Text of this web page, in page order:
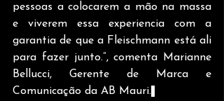
pessoas a colocarem a mão na massa
e viverem essa experiencia com a
garantia de que a Fleischmann está ali
para fazer junto.”, comenta Marianne
Bellucci, Gerente de Marca e
Comunicação da AB Mauri.